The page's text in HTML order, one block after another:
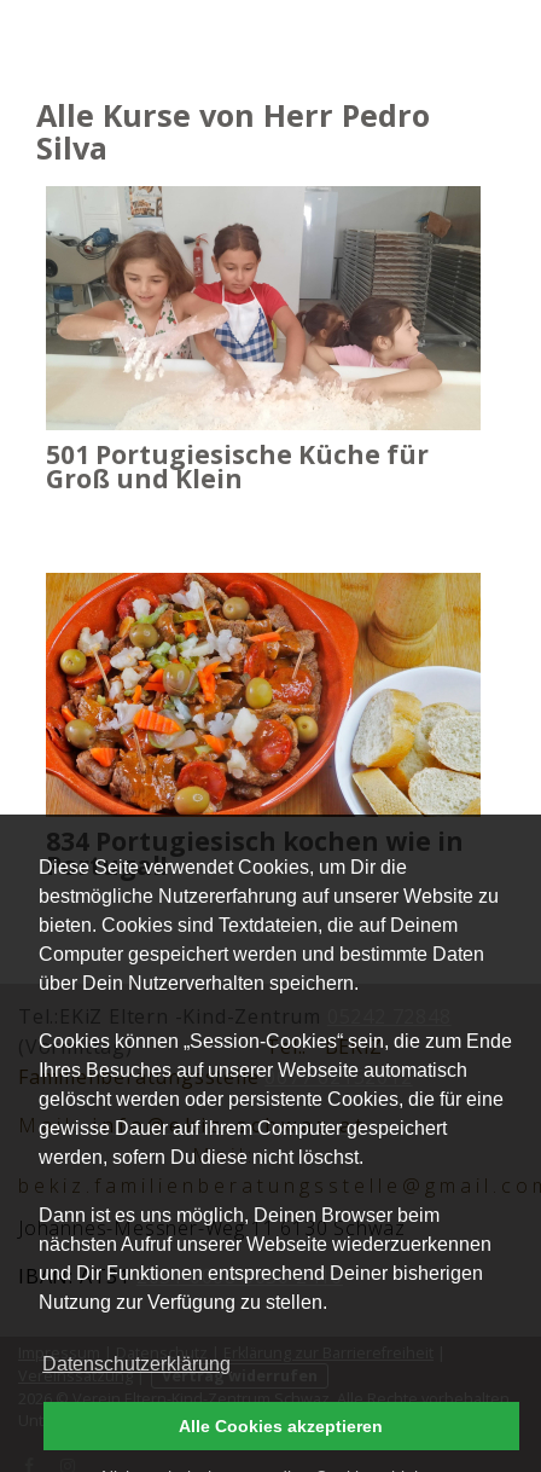
Diese Seite verwendet Cookies, um Dir die
bestmögliche Nutzererfahrung auf unserer Website zu
bieten. Cookies sind Textdateien, die auf Deinem
Computer gespeichert werden und bestimmte Daten
über Dein Nutzerverhalten speichern.
Cookies können „Session-Cookies“ sein, die zum Ende
Ihres Besuches auf unserer Webseite automatisch
gelöscht werden oder persistente Cookies, die für eine
gewisse Dauer auf ihrem Computer gespeichert
werden, sofern Du diese nicht löschst.
Dann ist es uns möglich, Deinen Browser beim
nächsten Aufruf unserer Webseite wiederzuerkennen
und Dir Funktionen entsprechend Deiner bisherigen
Nutzung zur Verfügung zu stellen.
Datenschutzerklärung
Alle Cookies akzeptieren
Alle Kurse von Herr Pedro
Silva
501 Portugiesische Küche für
Groß und Klein
834 Portugiesisch kochen wie in
Portugal!
(Vormittag)Tel.:BEKiZ
Familienberatungsstelle0677 62152012
Mail: info@ekiz-schwaz.at
Mail:
Johannes-Messner-Weg 11 6130 Schwaz
IBAN: AT312051 0008 0030 2416
Impressum |Datenschutz
Vereinssatzung|
Vertrag widerrufen
2026 © Verein Eltern-Kind-Zentrum Schwaz. Alle Rechte vorbehalten.
Buchungssoftware für Vereine